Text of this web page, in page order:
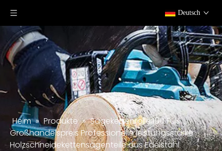
Deutsch
Heim » Produkte » Sägekettenrolle 100 Fuß
Großhandelspreis Professionelle leistungsstarke
Holzschneidekettensägenteile aus Edelstahl